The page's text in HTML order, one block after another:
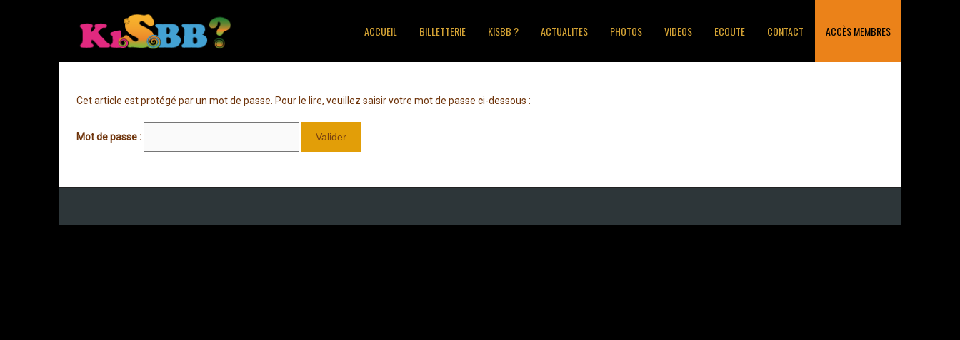
ACCUEIL BILLETTERIE KISBB ? ACTUALITES PHOTOS VIDEOS ECOUTE CONTACT ACCÈS MEMBRES
Cet article est protégé par un mot de passe. Pour le lire, veuillez saisir votre mot de passe ci-dessous :
Mot de passe :